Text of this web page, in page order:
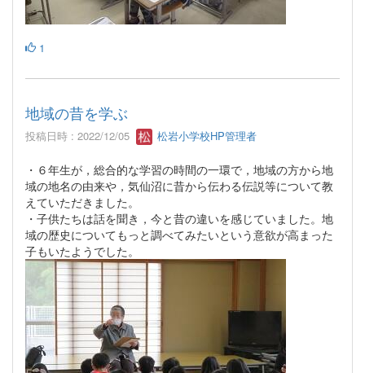
1
地域の昔を学ぶ
投稿日時 : 2022/12/05 松岩小学校HP管理者
・６年生が，総合的な学習の時間の一環で，地域の方から地
域の地名の由来や，気仙沼に昔から伝わる伝説等について教
えていただきました。
・子供たちは話を聞き，今と昔の違いを感じていました。地
域の歴史についてもっと調べてみたいという意欲が高まった
子もいたようでした。